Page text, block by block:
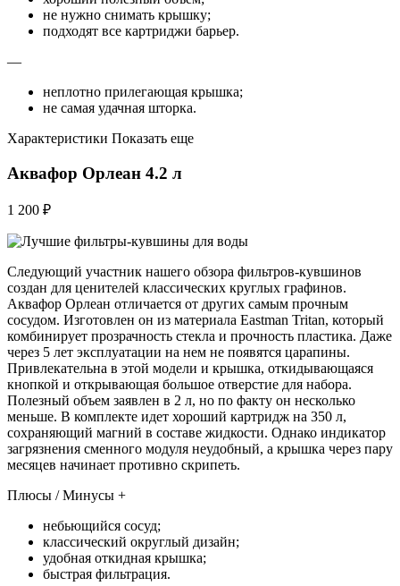
не нужно снимать крышку;
подходят все картриджи барьер.
—
неплотно прилегающая крышка;
не самая удачная шторка.
Характеристики Показать еще
Аквафор Орлеан 4.2 л
1 200 ₽
Следующий участник нашего обзора фильтров-кувшинов
создан для ценителей классических круглых графинов.
Аквафор Орлеан отличается от других самым прочным
сосудом. Изготовлен он из материала Eastman Tritan, который
комбинирует прозрачность стекла и прочность пластика. Даже
через 5 лет эксплуатации на нем не появятся царапины.
Привлекательна в этой модели и крышка, откидывающаяся
кнопкой и открывающая большое отверстие для набора.
Полезный объем заявлен в 2 л, но по факту он несколько
меньше. В комплекте идет хороший картридж на 350 л,
сохраняющий магний в составе жидкости. Однако индикатор
загрязнения сменного модуля неудобный, а крышка через пару
месяцев начинает противно скрипеть.
Плюсы / Минусы +
небьющийся сосуд;
классический округлый дизайн;
удобная откидная крышка;
быстрая фильтрация.